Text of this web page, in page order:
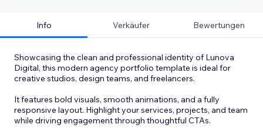
Info Verkäufer Bewertungen
Showcasing the clean and professional identity of Lunova
Digital, this modern agency portfolio template is ideal for
creative studios, design teams, and freelancers.
It features bold visuals, smooth animations, and a fully
responsive layout. Highlight your services, projects, and team
while driving engagement through thoughtful CTAs.